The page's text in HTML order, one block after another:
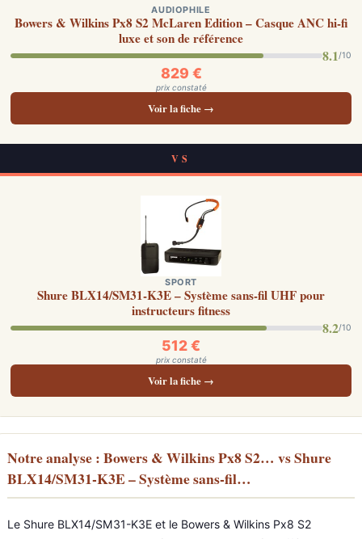
AUDIOPHILE
Bowers & Wilkins Px8 S2 McLaren Edition – Casque ANC hi-fi
luxe et son de référence
8.1/10
829 €
prix constaté
Voir la fiche →
VS
SPORT
Shure BLX14/SM31-K3E – Système sans-fil UHF pour
instructeurs fitness
8.2/10
512 €
prix constaté
Voir la fiche →
Notre analyse : Bowers & Wilkins Px8 S2… vs Shure
BLX14/SM31-K3E – Système sans-fil…
Le Shure BLX14/SM31-K3E et le Bowers & Wilkins Px8 S2